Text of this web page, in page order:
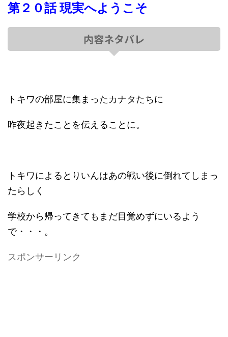
第２０話 現実へようこそ
内容ネタバレ
トキワの部屋に集まったカナタたちに
昨夜起きたことを伝えることに。
トキワによるとりいんはあの戦い後に倒れてしまっ
たらしく
学校から帰ってきてもまだ目覚めずにいるよう
で・・・。
スポンサーリンク